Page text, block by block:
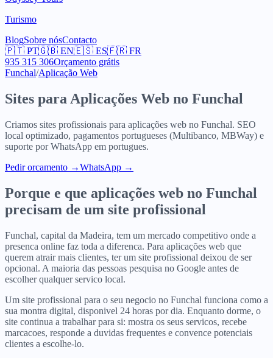
Turismo
BlogSobre nósContacto
🇵🇹 PT🇬🇧 EN🇪🇸 ES🇫🇷 FR
935 315 306Orçamento grátis
Funchal/Aplicação Web
Sites para Aplicações Web no Funchal
Criamos sites profissionais para aplicações web no Funchal. SEO
local optimizado, pagamentos portugueses (Multibanco, MBWay) e
suporte por WhatsApp em portugues.
Pedir orcamento →WhatsApp →
Porque e que aplicações web no Funchal
precisam de um site profissional
Funchal, capital da Madeira, tem um mercado competitivo onde a
presenca online faz toda a diferenca. Para aplicações web que
querem atrair mais clientes, ter um site profissional deixou de ser
opcional. A maioria das pessoas pesquisa no Google antes de
escolher qualquer servico local.
Um site profissional para o seu negocio no Funchal funciona como a
sua montra digital, disponivel 24 horas por dia. Enquanto dorme, o
site continua a trabalhar para si: mostra os seus servicos, recebe
marcacoes, responde a duvidas frequentes e convence potenciais
clientes a escolhe-lo.